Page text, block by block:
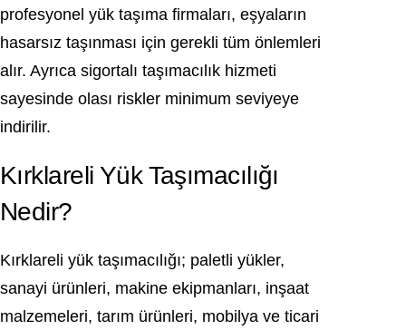
profesyonel yük taşıma firmaları, eşyaların
hasarsız taşınması için gerekli tüm önlemleri
alır. Ayrıca sigortalı taşımacılık hizmeti
sayesinde olası riskler minimum seviyeye
indirilir.
Kırklareli Yük Taşımacılığı
Nedir?
Kırklareli yük taşımacılığı; paletli yükler,
sanayi ürünleri, makine ekipmanları, inşaat
malzemeleri, tarım ürünleri, mobilya ve ticari